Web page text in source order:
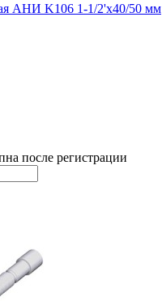
АНИ K106 1-1/2'х40/50 мм
после регистрации